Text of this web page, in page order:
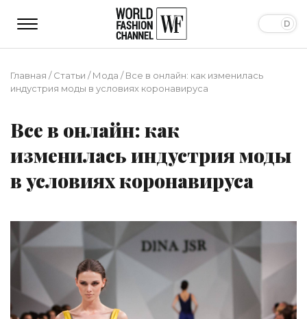
Главная /Статьи /Мода /Все в онлайн: как изменилась
индустрия моды в условиях коронавируса
Все в онлайн: как
изменилась индустрия моды
в условиях коронавируса